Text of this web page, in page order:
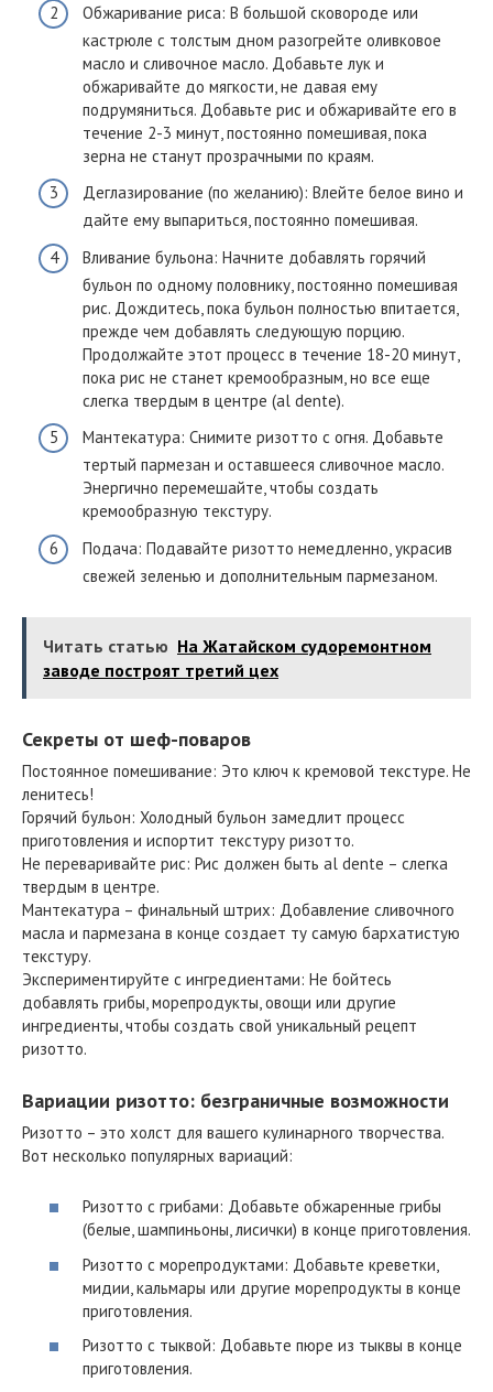
Обжаривание риса: В большой сковороде или
кастрюле с толстым дном разогрейте оливковое
масло и сливочное масло. Добавьте лук и
обжаривайте до мягкости, не давая ему
подрумяниться. Добавьте рис и обжаривайте его в
течение 2-3 минут, постоянно помешивая, пока
зерна не станут прозрачными по краям.
Деглазирование (по желанию): Влейте белое вино и
дайте ему выпариться, постоянно помешивая.
Вливание бульона: Начните добавлять горячий
бульон по одному половнику, постоянно помешивая
рис. Дождитесь, пока бульон полностью впитается,
прежде чем добавлять следующую порцию.
Продолжайте этот процесс в течение 18-20 минут,
пока рис не станет кремообразным, но все еще
слегка твердым в центре (al dente).
Мантекатура: Снимите ризотто с огня. Добавьте
тертый пармезан и оставшееся сливочное масло.
Энергично перемешайте, чтобы создать
кремообразную текстуру.
Подача: Подавайте ризотто немедленно, украсив
свежей зеленью и дополнительным пармезаном.
Читать статью На Жатайском судоремонтном
заводе построят третий цех
Секреты от шеф-поваров
Постоянное помешивание: Это ключ к кремовой текстуре. Не
ленитесь!
Горячий бульон: Холодный бульон замедлит процесс
приготовления и испортит текстуру ризотто.
Не переваривайте рис: Рис должен быть al dente – слегка
твердым в центре.
Мантекатура – финальный штрих: Добавление сливочного
масла и пармезана в конце создает ту самую бархатистую
текстуру.
Экспериментируйте с ингредиентами: Не бойтесь
добавлять грибы, морепродукты, овощи или другие
ингредиенты, чтобы создать свой уникальный рецепт
ризотто.
Вариации ризотто: безграничные возможности
Ризотто – это холст для вашего кулинарного творчества.
Вот несколько популярных вариаций:
Ризотто с грибами: Добавьте обжаренные грибы
(белые, шампиньоны, лисички) в конце приготовления.
Ризотто с морепродуктами: Добавьте креветки,
мидии, кальмары или другие морепродукты в конце
приготовления.
Ризотто с тыквой: Добавьте пюре из тыквы в конце
приготовления.